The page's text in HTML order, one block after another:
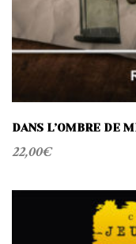
DANS L’OMBRE DE
22,00€